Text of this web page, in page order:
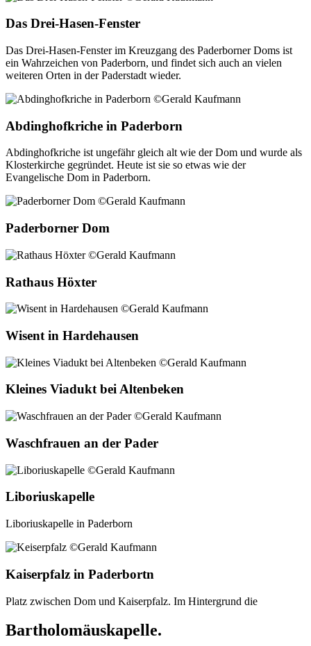
Das Drei-Hasen-Fenster
Das Drei-Hasen-Fenster im Kreuzgang des Paderborner Doms ist
ein Wahrzeichen von Paderborn, und findet sich auch an vielen
weiteren Orten in der Paderstadt wieder.
Abdinghofkriche in Paderborn
Abdinghofkriche ist ungefähr gleich alt wie der Dom und wurde als
Klosterkirche gegründet. Heute ist sie so etwas wie der
Evangelische Dom in Paderborn.
Paderborner Dom
Rathaus Höxter
Wisent in Hardehausen
Kleines Viadukt bei Altenbeken
Waschfrauen an der Pader
Liboriuskapelle
Liboriuskapelle in Paderborn
Kaiserpfalz in Paderbortn
Platz zwischen Dom und Kaiserpfalz. Im Hintergrund die
Bartholomäuskapelle.